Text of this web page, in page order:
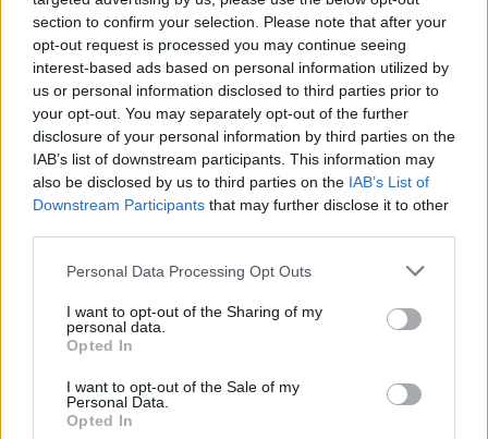
section to confirm your selection. Please note that after your
opt-out request is processed you may continue seeing
interest-based ads based on personal information utilized by
us or personal information disclosed to third parties prior to
your opt-out. You may separately opt-out of the further
disclosure of your personal information by third parties on the
IAB’s list of downstream participants. This information may
also be disclosed by us to third parties on the IAB’s List of
Downstream Participants that may further disclose it to other
Please note that this website/app uses one or more Google
not limited to your visit or usage behaviour. You may click to
grant or deny consent to Google and its third-party tags to
use your data for below specified purposes in below Google
consent section.
Personal Data Processing Opt Outs
I want to opt-out of the Sharing of my
personal data.
Opted In
I want to opt-out of the Sale of my
Personal Data.
Opted In
formy w tabelce:
formy alfabetycznie:
Cezal; Cezalach; Cezalami; Cezale; Cezalem; Cezali;
Cezalom; Cezalowi; Cezalu